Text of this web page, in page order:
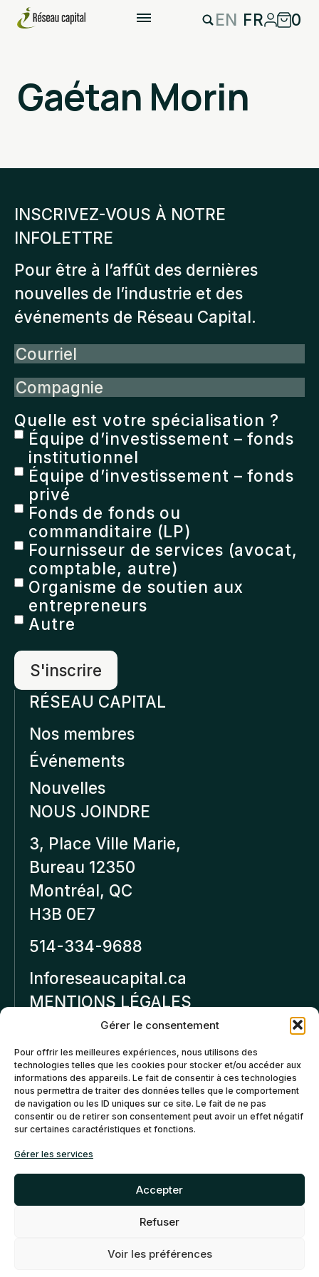
Gérer le consentement
Pour offrir les meilleures expériences, nous utilisons des
technologies telles que les cookies pour stocker et/ou accéder aux
informations des appareils. Le fait de consentir à ces technologies
nous permettra de traiter des données telles que le comportement
de navigation ou les ID uniques sur ce site. Le fait de ne pas
consentir ou de retirer son consentement peut avoir un effet négatif
sur certaines caractéristiques et fonctions.
Gérer les services
Accepter
Refuser
Voir les préférences
EN FR 0
Gaétan Morin
INSCRIVEZ-VOUS À NOTRE
INFOLETTRE
Pour être à l’affût des dernières
nouvelles de l’industrie et des
événements de Réseau Capital.
Courriel
Compagnie
Quelle est votre spécialisation ?
Équipe d’investissement – fonds
institutionnel
Équipe d’investissement – fonds
privé
Fonds de fonds ou
commanditaire (LP)
Fournisseur de services (avocat,
comptable, autre)
Organisme de soutien aux
entrepreneurs
Autre
RÉSEAU CAPITAL
Nos membres
Événements
Nouvelles
NOUS JOINDRE
3, Place Ville Marie,
Bureau 12350
Montréal, QC
H3B 0E7
514-334-9688
Inforeseaucapital.ca
MENTIONS LÉGALES
Politique de
confidentialité
Politiques d’annulation et
de remboursement
Politique de cookies (CA)
©2026 Réseau Capital. Tous
droits reservés -
My Little
- Agence web